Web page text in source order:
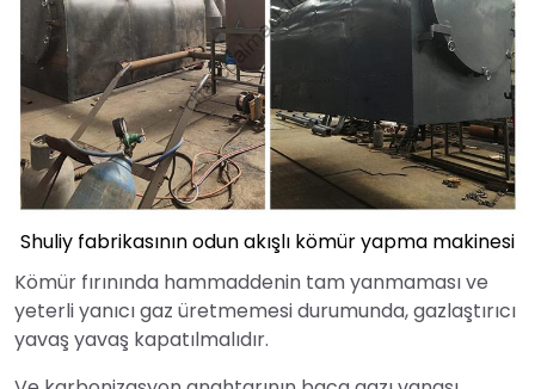
Shuliy fabrikasının odun akışlı kömür yapma makinesi
Kömür fırınında hammaddenin tam yanmaması ve
yeterli yanıcı gaz üretmemesi durumunda, gazlaştırıcı
yavaş yavaş kapatılmalıdır.